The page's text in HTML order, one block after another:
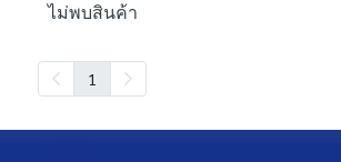
ไม่พบสินค้า
1